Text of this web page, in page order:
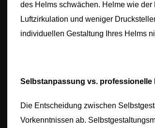
des Helms schwächen. Helme wie
Luftzirkulation und weniger
individuellen Gestaltung Ihres Helms
Selbstanpassung vs. professionelle
Die Entscheidung zwischen
Vorkenntnissen ab.